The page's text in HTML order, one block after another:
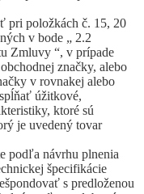
pri položkách č. 15, 20
v bode „ 2.2
Zmluvy “, v prípade
značky, alebo
v rovnakej alebo
úžitkové,
ktoré sú
je uvedený tovar
podľa návrhu plnenia
špecifikácie
s predloženou